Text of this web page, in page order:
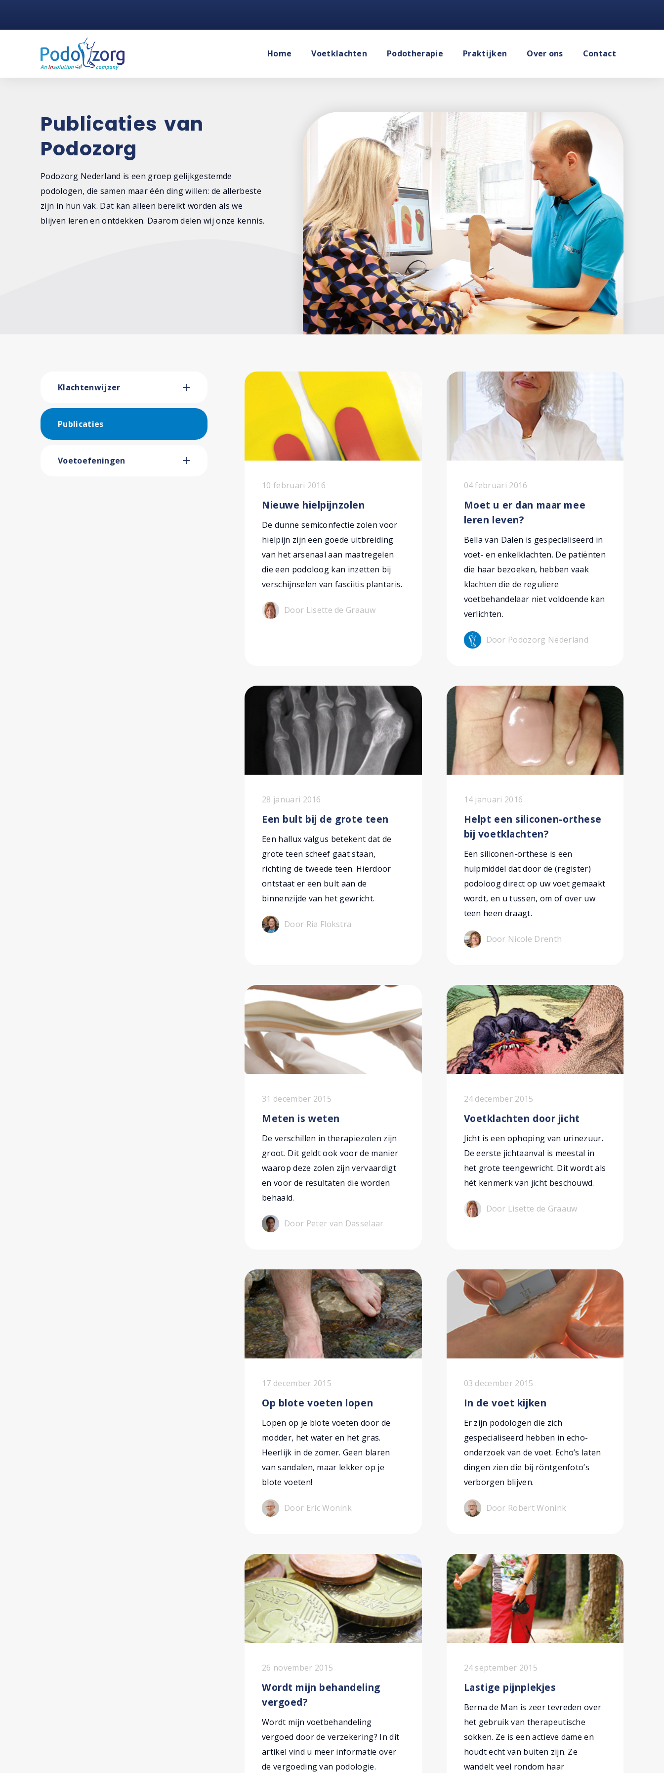
Home Voetklachten Podotherapie Praktijken Over ons Contact
Publicaties van
Podozorg
Podozorg Nederland is een groep gelijkgestemde
podologen, die samen maar één ding willen: de allerbeste
zijn in hun vak. Dat kan alleen bereikt worden als we
blijven leren en ontdekken. Daarom delen wij onze kennis.
Klachtenwijzer
Publicaties
Voetoefeningen
10 februari 2016
Nieuwe hielpijnzolen
De dunne semiconfectie zolen voor
hielpijn zijn een goede uitbreiding
van het arsenaal aan maatregelen
die een podoloog kan inzetten bij
verschijnselen van fasciitis plantaris.
Door Lisette de Graauw
04 februari 2016
Moet u er dan maar mee
leren leven?
Bella van Dalen is gespecialiseerd in
voet- en enkelklachten. De patiënten
die haar bezoeken, hebben vaak
klachten die de reguliere
voetbehandelaar niet voldoende kan
verlichten.
Door Podozorg Nederland
28 januari 2016
Een bult bij de grote teen
Een hallux valgus betekent dat de
grote teen scheef gaat staan,
richting de tweede teen. Hierdoor
ontstaat er een bult aan de
binnenzijde van het gewricht.
Door Ria Flokstra
14 januari 2016
Helpt een siliconen-orthese
bij voetklachten?
Een siliconen-orthese is een
hulpmiddel dat door de (register)
podoloog direct op uw voet gemaakt
wordt, en u tussen, om of over uw
teen heen draagt.
Door Nicole Drenth
31 december 2015
Meten is weten
De verschillen in therapiezolen zijn
groot. Dit geldt ook voor de manier
waarop deze zolen zijn vervaardigt
en voor de resultaten die worden
behaald.
Door Peter van Dasselaar
24 december 2015
Voetklachten door jicht
Jicht is een ophoping van urinezuur.
De eerste jichtaanval is meestal in
het grote teengewricht. Dit wordt als
hét kenmerk van jicht beschouwd.
Door Lisette de Graauw
17 december 2015
Op blote voeten lopen
Lopen op je blote voeten door de
modder, het water en het gras.
Heerlijk in de zomer. Geen blaren
van sandalen, maar lekker op je
blote voeten!
Door Eric Wonink
03 december 2015
In de voet kijken
Er zijn podologen die zich
gespecialiseerd hebben in echo-
onderzoek van de voet. Echo’s laten
dingen zien die bij röntgenfoto’s
verborgen blijven.
Door Robert Wonink
26 november 2015
Wordt mijn behandeling
vergoed?
Wordt mijn voetbehandeling
vergoed door de verzekering? In dit
artikel vind u meer informatie over
de vergoeding van podologie.
24 september 2015
Lastige pijnplekjes
Berna de Man is zeer tevreden over
het gebruik van therapeutische
sokken. Ze is een actieve dame en
houdt echt van buiten zijn. Ze
wandelt veel rondom haar